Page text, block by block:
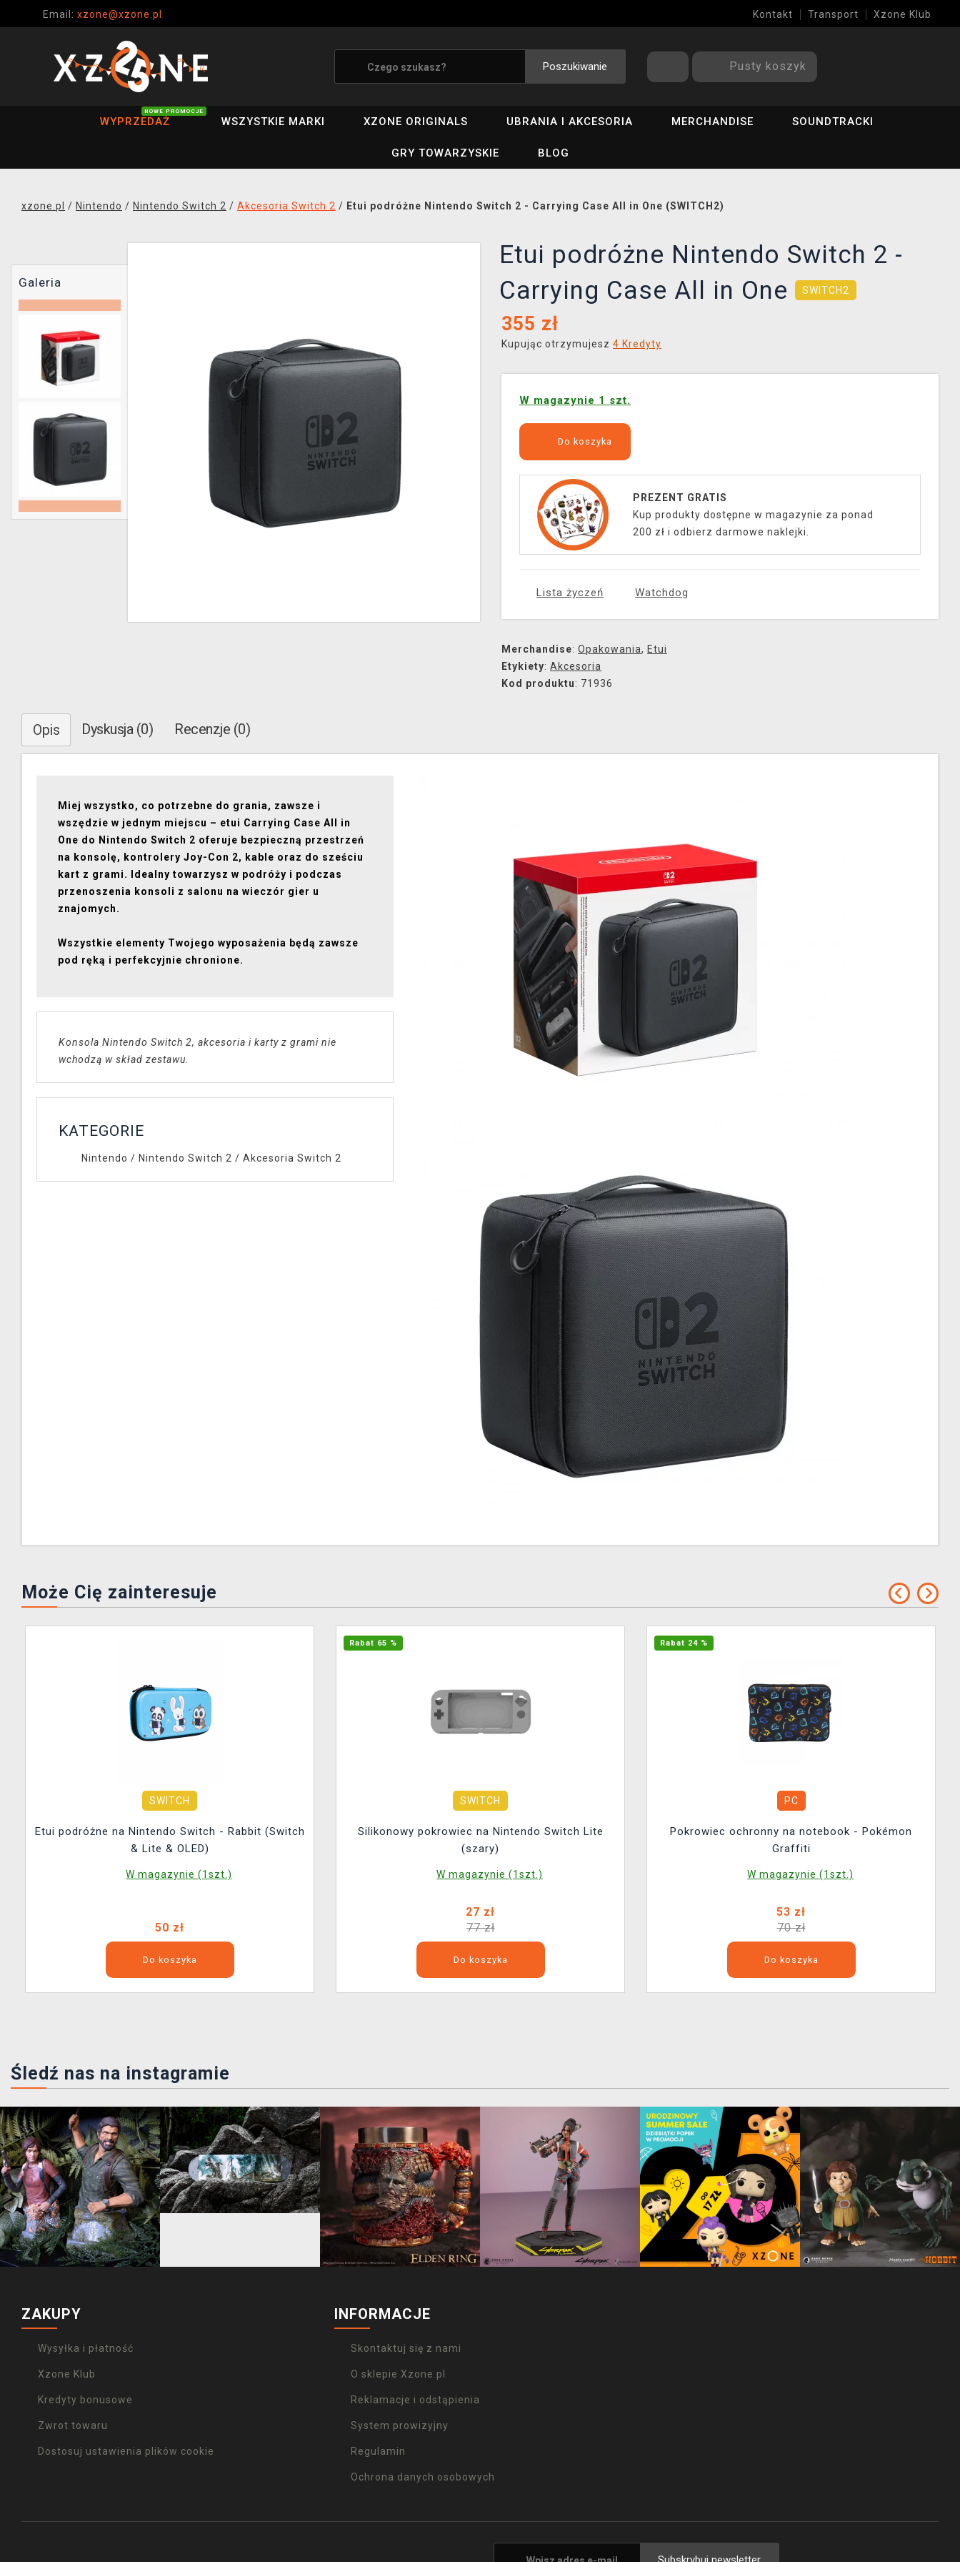
Email: xzone@xzone.pl Kontakt Transport Xzone Klub
Poszukiwanie Pusty koszyk
WYPRZEDAŻ
NOWE PROMOCJE
WSZYSTKIE MARKI XZONE ORIGINALS UBRANIA I AKCESORIA MERCHANDISE SOUNDTRACKI
GRY TOWARZYSKIE BLOG
xzone.pl / Nintendo / Nintendo Switch 2 / Akcesoria Switch 2 / Etui podróżne Nintendo Switch 2 - Carrying Case All in One (SWITCH2)
Galeria
Etui podróżne Nintendo Switch 2 -
Carrying Case All in One
SWITCH2
355 zł
Kupując otrzymujesz 4 Kredyty
W magazynie 1 szt.
Do koszyka
PREZENT GRATIS
Kup produkty dostępne w magazynie za ponad
200 zł i odbierz darmowe naklejki.
Lista życzeń Watchdog
Merchandise: Opakowania, Etui
Etykiety: Akcesoria
Kod produktu: 71936
Opis Dyskusja (0) Recenzje (0)
Miej wszystko, co potrzebne do grania, zawsze i
wszędzie w jednym miejscu – etui Carrying Case All in
One do Nintendo Switch 2 oferuje bezpieczną przestrzeń
na konsolę, kontrolery Joy-Con 2, kable oraz do sześciu
kart z grami. Idealny towarzysz w podróży i podczas
przenoszenia konsoli z salonu na wieczór gier u
znajomych.
Wszystkie elementy Twojego wyposażenia będą zawsze
pod ręką i perfekcyjnie chronione.
Konsola Nintendo Switch 2, akcesoria i karty z grami nie
wchodzą w skład zestawu.
KATEGORIE
Nintendo / Nintendo Switch 2 / Akcesoria Switch 2
Może Cię zainteresuje
SWITCH
Etui podróżne na Nintendo Switch - Rabbit (Switch
& Lite & OLED)
W magazynie (1szt.)
50 zł
Do koszyka
Rabat 65 %
SWITCH
Silikonowy pokrowiec na Nintendo Switch Lite
(szary)
W magazynie (1szt.)
27 zł
77 zł
Do koszyka
Rabat 24 %
PC
Pokrowiec ochronny na notebook - Pokémon
Graffiti
W magazynie (1szt.)
53 zł
70 zł
Do koszyka
Śledź nas na instagramie
ZAKUPY
Wysyłka i płatność
Xzone Klub
Kredyty bonusowe
Zwrot towaru
Dostosuj ustawienia plików cookie
INFORMACJE
Skontaktuj się z nami
O sklepie Xzone.pl
Reklamacje i odstąpienia
System prowizyjny
Regulamin
Ochrona danych osobowych